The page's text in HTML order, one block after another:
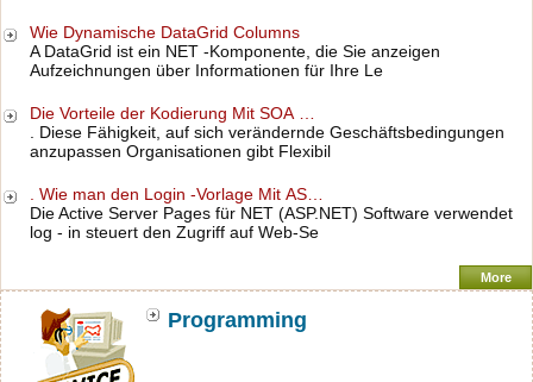
Wie Dynamische DataGrid Columns
A DataGrid ist ein NET -Komponente, die Sie anzeigen
Aufzeichnungen über Informationen für Ihre Le
Die Vorteile der Kodierung Mit SOA …
. Diese Fähigkeit, auf sich verändernde Geschäftsbedingungen
anzupassen Organisationen gibt Flexibil
. Wie man den Login -Vorlage Mit AS…
Die Active Server Pages für NET (ASP.NET) Software verwendet
log - in steuert den Zugriff auf Web-Se
More
Programming